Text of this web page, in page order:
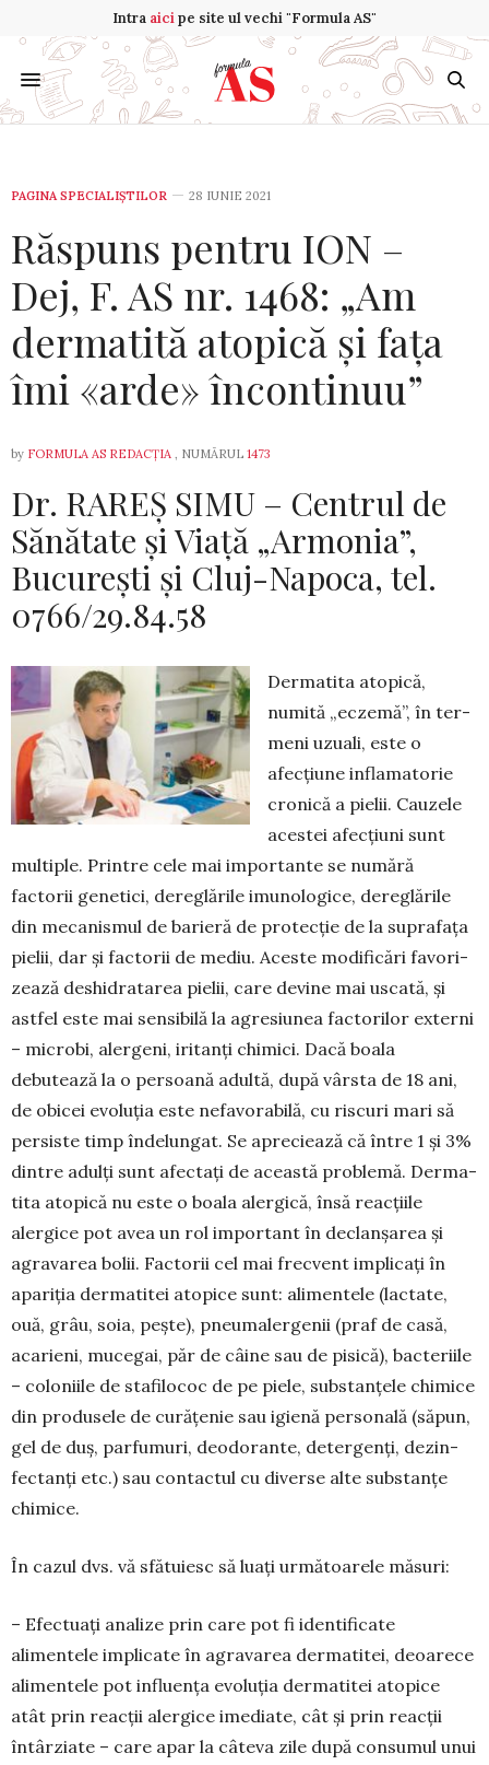
Intra aicipe site ul vechi "Formula AS"
PAGINA SPECIALIȘTILOR 28 IUNIE 2021
Răspuns pentru ION –
Dej, F. AS nr. 1468: „Am
dermatită atopică și fața
îmi «arde» încontinuu”
by FORMULA AS REDACȚIA , NUMĂRUL 1473
Dr. RAREȘ SIMU – Centrul de
Sănătate şi Viaţă „Armonia”,
Bucureşti și Cluj-Napoca, tel.
0766/29.84.58
Dermatita atopică,
numită „eczemă”, în ter­
meni uzuali, este o
afecțiune infla­matorie
cronică a pielii. Cauzele
acestei afec­țiuni sunt
multiple. Prin­tre cele mai importante se nu­mără
factorii gene­tici, dereglările imunologice, dere­glă­rile
din me­canismul de barieră de protecție de la suprafața
pielii, dar și factorii de mediu. Aceste modificări favo­ri­
zează deshidratarea pielii, care devine mai us­cată, și
astfel este mai sensibilă la agre­siunea factorilor externi
– microbi, alergeni, iritanți chimici. Dacă boala
debutează la o persoană adultă, după vârsta de 18 ani,
de obicei evoluția este nefavorabilă, cu riscuri mari să
persiste timp înde­lun­gat. Se apreciează că între 1 și 3%
dintre adulți sunt afectați de această pro­blemă. Derma­
tita atopică nu este o boala alergică, însă reac­țiile
alergice pot avea un rol important în declanșarea și
agravarea bolii. Factorii cel mai frecvent im­plicați în
apa­riția dermatitei atopice sunt: alimentele (lac­tate,
ouă, grâu, soia, pește), pneumalergenii (praf de casă,
acarieni, muce­gai, păr de câine sau de pisică), bacteriile
– coloniile de stafi­lococ de pe piele, substanțele chimice
din produsele de cu­rățenie sau igienă personală (săpun,
gel de duș, parfumuri, deo­dorante, detergenți, dezin­
fectanți etc.) sau contac­tul cu diverse alte substanțe
chimice.
În cazul dvs. vă sfătuiesc să luați următoarele măsuri:
– Efectuați analize prin care pot fi identificate
alimentele implicate în agravarea dermatitei, deoarece
alimentele pot influența evoluția derma­titei atopice
atât prin reacții alergice imediate, cât și prin reacții
întârziate – care apar la câteva zile după consumul unui